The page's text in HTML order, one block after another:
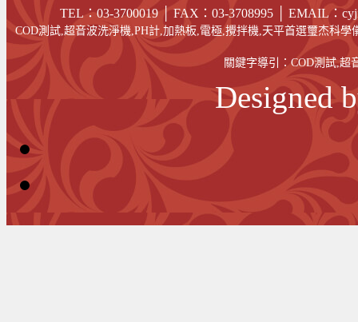
TEL：03-3700019 │ FAX ：03-3708995 EMAIL：
COD測試,超音波洗淨機,PH計,加熱板,電極,攪拌機,天平首選璽杰科
關鍵字導引：COD測試,超
Designed